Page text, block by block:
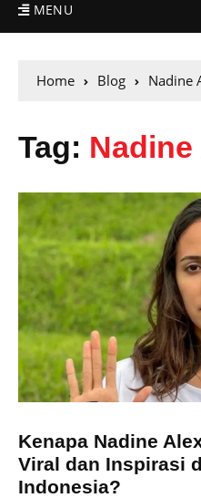
MENU
Home Blog Nadine
Tag:
Kenapa Nadine
Viral dan Inspirasi
Indonesia?